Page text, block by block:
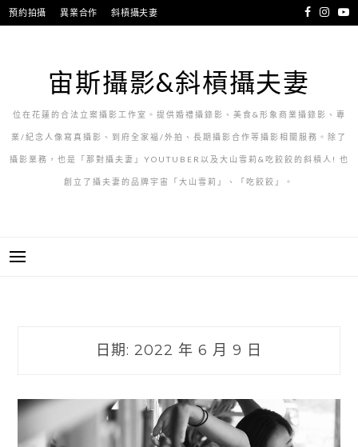
跳
至
預約拍攝 異業合作 斜槓攝夫妻
宙斯攝影&斜槓攝夫妻
位在花蓮的合法立案攝影工作室。提供婚禮攝錄影、美食&形象商業攝錄影、專
業/紀念人像寫真攝影、到府全家福/外拍、長期攝影合作等攝影相關服務。除了
攝影業務，也是「那對攝夫妻」YOUTUBER以及大山雪莉&吃餃餃的斜槓人! 也
創立了攝夫妻的品牌宇宙「大山雪莉」、「吃餃餃」。
日期: 2022 年 6 月 9 日